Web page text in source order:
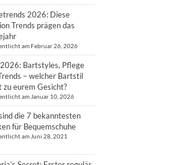
2026: Diese
Trends prägen das
am Februar 26, 2026
Bartstyles, Pflege
– welcher Bartstil
zu eurem Gesicht?
am Januar 10, 2026
die 7 bekanntesten
für Bequemschuhe
am Juni 28, 2021